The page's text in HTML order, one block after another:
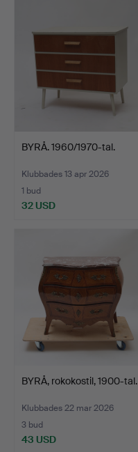
BYRÅ. 1960/1970-tal.
Klubbades 13 apr 2026
1 bud
32 USD
BYRÅ, rokokostil, 1900-tal.
Klubbades 22 mar 2026
3 bud
43 USD